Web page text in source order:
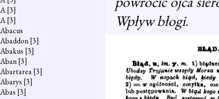
A[3]
A[3]
Abacus
Abaddon[3]
Abakus [3]
Aban[3]
Abartarea[3]
Abarys [3]
Abas [3]
Wpływ błogi.